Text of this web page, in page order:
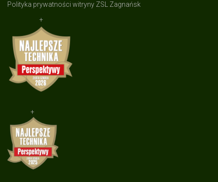
Polityka prywatności witryny ZSL Zagnańsk
+
+